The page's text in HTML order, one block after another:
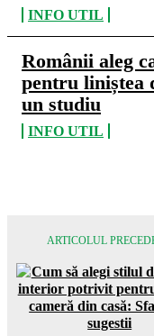
INFO UTIL
Românii aleg
pentru liniștea
un studiu
INFO UTIL
ARTICOLUL